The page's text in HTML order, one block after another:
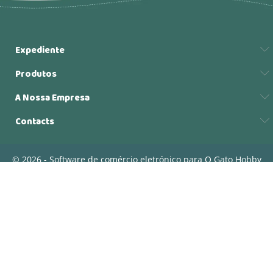
Expediente
Produtos
A Nossa Empresa
Contacts
© 2026 - Software de comércio eletrónico para O Gato Hobby